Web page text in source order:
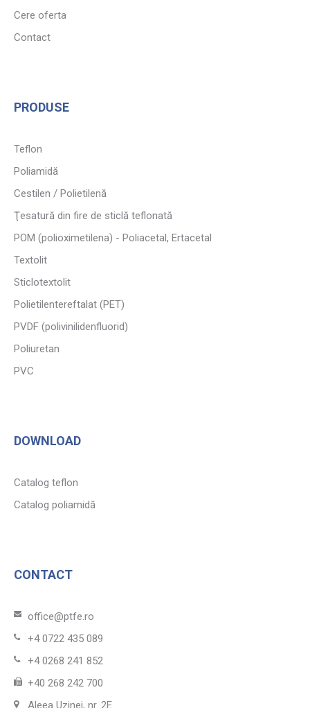
Cere oferta
Contact
PRODUSE
Teflon
Poliamidă
Cestilen / Polietilenă
Ţesatură din fire de sticlă teflonată
POM (polioximetilena) - Poliacetal, Ertacetal
Textolit
Sticlotextolit
Polietilentereftalat (PET)
PVDF (polivinilidenfluorid)
Poliuretan
PVC
DOWNLOAD
Catalog teflon
Catalog poliamidă
CONTACT
office@ptfe.ro
+4 0722 435 089
+4 0268 241 852
+40 268 242 700
Aleea Uzinei, nr. 2E